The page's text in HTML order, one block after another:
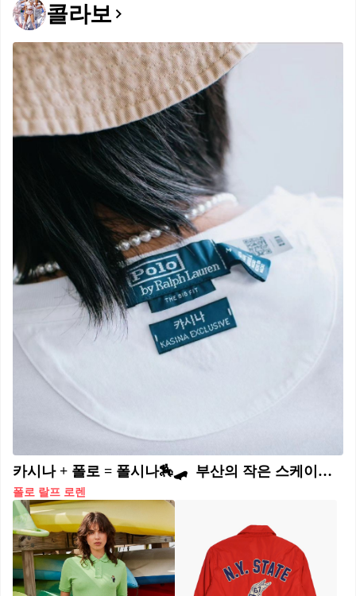
콜라보
카시나 + 폴로 = 폴시나🏇🛹⁠ ⁠ 부산의 작은 스케이트보드 매장에서 시작해 국내 스트리트 컬처를 이끄는 카시나가 폴로 랄프 로렌과 협업을 진행합니다. 카시나의 이은혁 대표는 개인 인스타그램에 폴로와 카시나의 탭이 부착된 상의 사진을 업로드하며 두 브랜드의 협업을 예고했는데요. 아직 협업 관련 정확한 일정과 아이템은 공개되지 않았으나 이르면 오는 5~6월 안에 발매될 것으로 예상됩니다.🔥⁠
폴로 랄프 로렌